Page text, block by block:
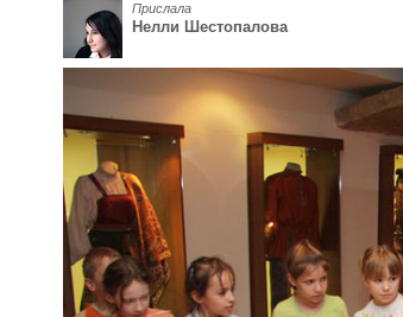
Прислала
Нелли Шестопалова